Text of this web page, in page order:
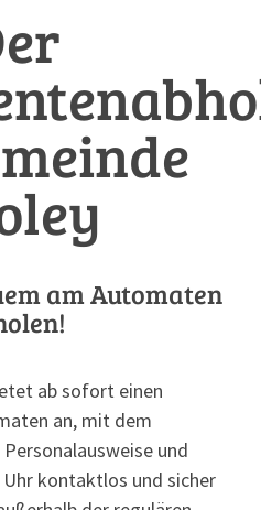
am Automaten
ab sofort einen
an, mit dem
und
kontaktlos und sicher